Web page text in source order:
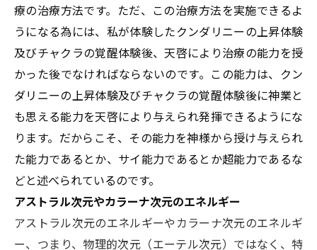
療の治療方法です。ただ、この治療方法を実施できるよ
うになる為には、私が体験したクンダリニーの上昇体験
及びチャクラの覚醒体験後、天啓により治療の能力を授
かった後でなければならないのです。この能力は、クン
ダリニーの上昇体験及びチャクラの覚醒体験後に神業と
も思える能力を天啓により与えられ発揮できるようにな
ります。だからこそ、その能力を神様から授け与えられ
た能力であるとか、サイ能力であるとか超能力であるな
どと述べられているのです。
アストラル次元やカラーナ次元のエネルギー
アストラル次元のエネルギーやカラーナ次元のエネルギ
ー、つまり、物理的次元（エーテル次元）ではなく、特